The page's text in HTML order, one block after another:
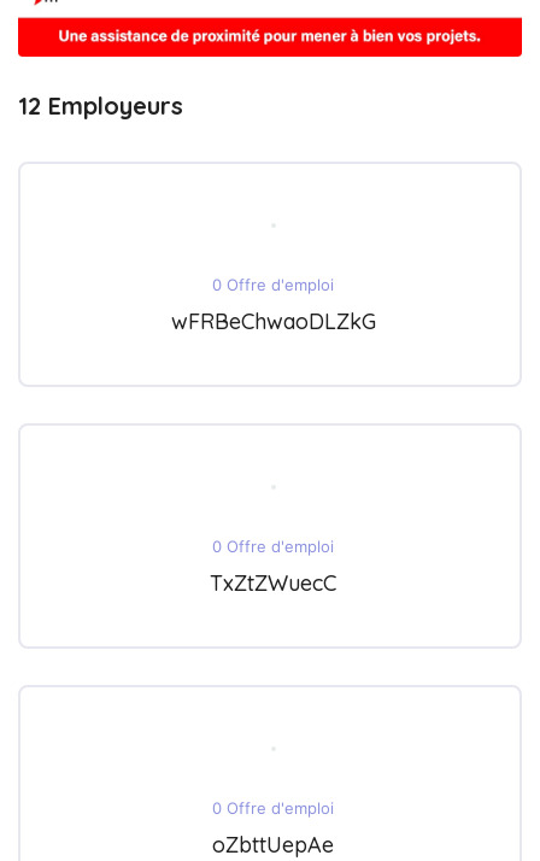
12 Employeurs
0 Offre d'emploi
wFRBeChwaoDLZkG
0 Offre d'emploi
TxZtZWuecC
0 Offre d'emploi
oZbttUepAe